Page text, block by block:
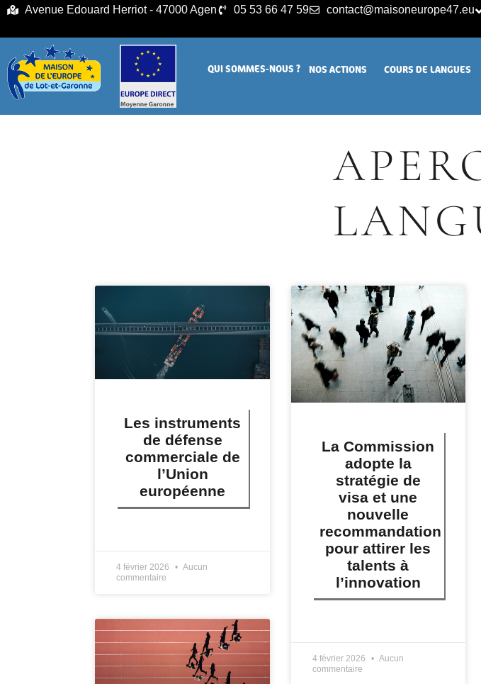
principalAvenue Edouard Herriot - 47000 Agen 05 53 66 47 59 contact@maisoneurope47.eu
QUI SOMMES-NOUS ? NOS ACTIONS COURS DE LANGUES
Les instruments
de défense
commerciale de
l’Union
européenne
4 février 2026
Aucun
commentaire
La Commission
adopte la
stratégie de
visa et une
nouvelle
recommandation
pour attirer les
talents à
l’innovation
4 février 2026
Aucun
commentaire